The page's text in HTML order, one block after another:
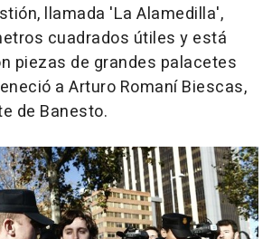
llamada 'La Alamedilla',
cuadrados útiles y está
piezas de grandes palacetes
a Arturo Romaní Biescas,
de Banesto.